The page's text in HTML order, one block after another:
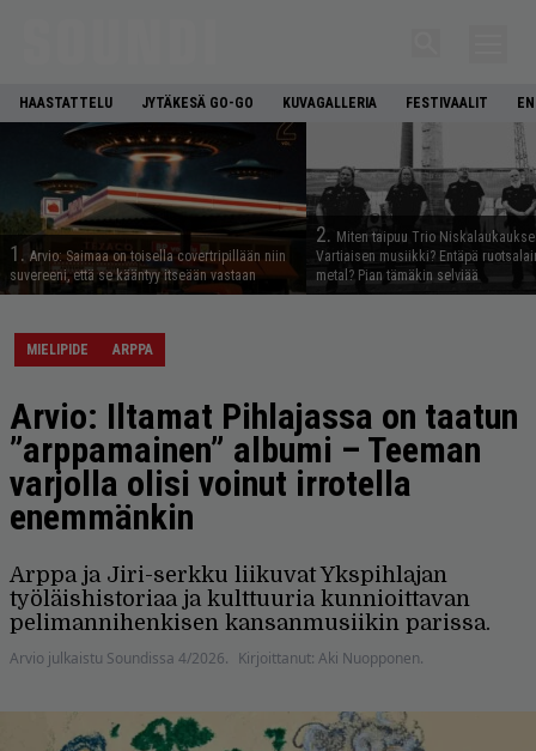
HAASTATTELU JYTÄKESÄ GO-GO KUVAGALLERIA FESTIVAALIT
1. Arvio: Saimaa on toisella covertripillään niin
suvereeni, että se kääntyy itseään vastaan
2. Miten taipuu Trio
Vartiaisen musiikki? Entäpä
metal? Pian tämäkin selviää
MIELIPIDE ARPPA
Arvio: Iltamat Pihlajassa on taatun
”arppamainen” albumi – Teeman
varjolla olisi voinut irrotella
enemmänkin
Arppa ja Jiri-serkku liikuvat Ykspih­lajan
työläishistoriaa ja kulttuuria kunnioittavan
pelimannihenkisen kansanmusiikin parissa.
Arvio julkaistu Soundissa 4/2026. Kirjoittanut: Aki Nuopponen.